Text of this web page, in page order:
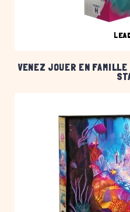
VENEZ JOUER EN